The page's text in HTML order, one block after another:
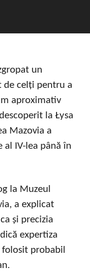
un
de celți pentru a
aproximativ
la Łysa
Mazovia a
al IV-lea până în
la Muzeul
a explicat
și precizia
expertiza
probabil